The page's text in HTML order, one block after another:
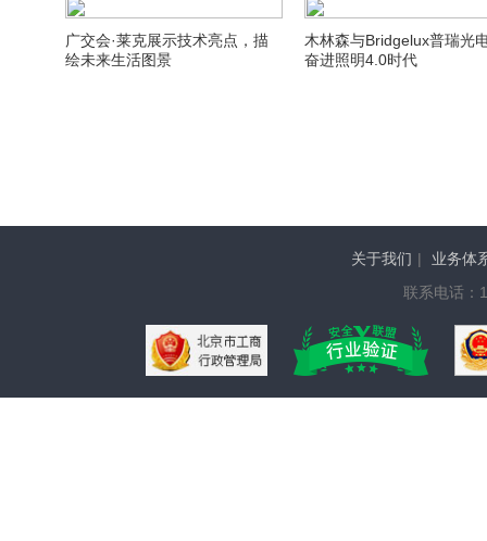
广交会·莱克展示技术亮点，描
绘未来生活图景
木林森与Bridgelux普瑞光
奋进照明4.0时代
关于我们 |
业务体
联系电话